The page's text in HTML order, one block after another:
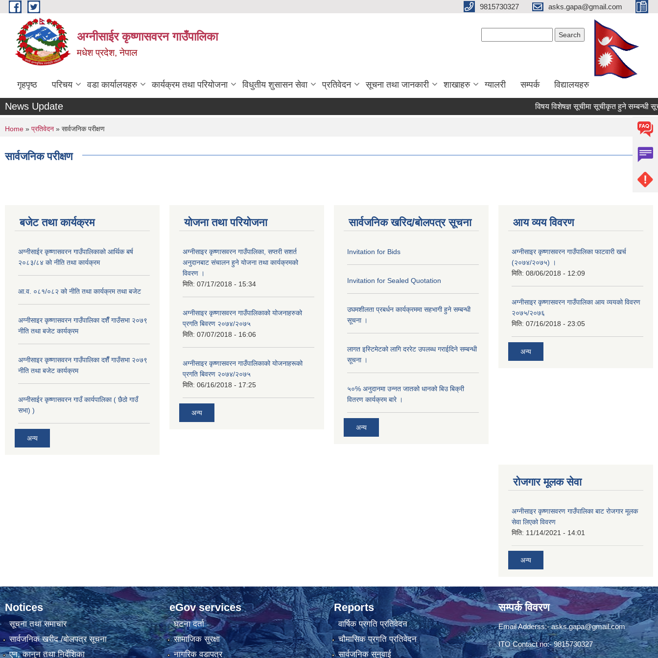
Skip to main content 9815730327 asks.gapa@gmail.com
अग्नीसाईर कृष्णासवरन गाउँपालिका
मधेश प्रदेश, नेपाल
गृहपृष्ठ परिचय वडा कार्यालयहरु कार्यक्रम तथा परियोजना विधुतीय शुसासन सेवा प्रतिवेदन सूचना तथा जानकारी शाखाहरु ग्यालरी सम्पर्क विद्यालयहरु
News Update विषय विशेषज्ञ सूचीमा सूचीकृत हुने सम्बन्धी
You are here
Home » प्रतिवेदन » सार्वजनिक परीक्षण
सार्वजनिक परीक्षण
बजेट तथा कार्यक्रम
अग्नीसाईर कृष्णासवरन गाउँपालिकाको आर्थिक बर्ष
२०८३/८४ को नीति तथा कार्यक्रम
आ.व. ०८१/०८२ को नीति तथा कार्यक्रम तथा बजेट
अग्नीसाइर कृष्णासवरन गाउँपालिका दशैँ गाउँसभा २०७९
नीति तथा बजेट कार्यक्रम
अग्नीसाइर कृष्णासवरन गाउँपालिका दशैँ गाउँसभा २०७९
नीति तथा बजेट कार्यक्रम
अग्नीसाईर कृष्णासवरन गाउँ कार्यपालिका ( छैठो गाउँ
सभा) )
अन्य
योजना तथा परियोजना
अग्नीसाइर कृष्णासवरन गाउँपालिका, सप्तरी सशर्त
अनुदानबाट संचालन हुने योजना तथा कार्यक्रमको
विवरण ।
मिति: 07/17/2018 - 15:34
अग्नीसाइर कृष्णासवरन गाउँपालिकाको योजनाहरुको
प्रगति बिवरण २०७४/२०७५
मिति: 07/07/2018 - 16:06
अग्नीसाइर कृष्णासवरन गाउँपालिकाको योजनाहरूको
प्रगति बिवरण २०७४/२०७५
मिति: 06/16/2018 - 17:25
अन्य
सार्वजनिक खरिद/बोलपत्र सूचना
Invitation for Bids
Invitation for Sealed Quotation
उघमशीलता प्रबर्धन कार्यक्रममा सहभागी हुने सम्बन्धी
सूचना ।
लागत इस्टिमेटको लागि दररेट उपलब्ध गराईदिने सम्बन्धी
सूचना ।
५०% अनुदानमा उन्नत जातको धानको बिउ बिक्री
वितरण कार्यक्रम बारे ।
अन्य
आय व्यय विवरण
अग्नीसाइर कृष्णासवरन गाउँपालिका फाटवारी खर्च
(२०७४/२०७५) ।
मिति: 08/06/2018 - 12:09
अग्नीसाइर कृष्णासवरन गाउँपालिका आय व्ययको विवरण
२०७५/२०७६
मिति: 07/16/2018 - 23:05
अन्य
रोजगार मूलक सेवा
अग्नीसाइर कृष्णासवरण गाउँपालिका बाट रोजगार मूलक
सेवा लिएको विवरण
मिति: 11/14/2021 - 14:01
अन्य
Notices
सूचना तथा समाचार
सार्वजनिक खरीद /बोलपत्र सूचना
एन, कानुन तथा निर्देशिका
eGov services
घटना दर्ता
सामाजिक सुरक्षा
नागरिक वडापत्र
Reports
वार्षिक प्रगति प्रतिवेदन
चौमासिक प्रगति प्रतिवेदन
सार्वजनिक सुनुवाई
सम्पर्क विवरण
Email Adderss:-asks.gapa@gmail.com
ITO Contact no:- 9815730327